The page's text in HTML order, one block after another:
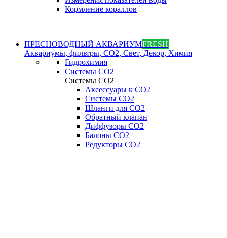
Кормление кораллов
ПРЕСНОВОДНЫЙ АКВАРИУМFRESH
Аквариумы, фильтры, СО2, Свет, Декор, Химия
Гидрохимия
Системы СО2
Системы СО2
Аксессуары к СО2
Системы СО2
Шланги для CO2
Обратный клапан
Диффузоры СO2
Балоны CO2
Редукторы CO2